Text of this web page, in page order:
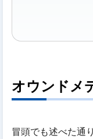
オウンドメ
冒頭でも述べた通